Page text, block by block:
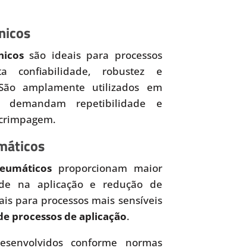
são ideais para processos
confiabilidade, robustez e
amplamente utilizados em
repetibilidade e
proporcionam maior
na aplicação e redução de
para processos mais sensíveis
processos de aplicação.
conforme normas